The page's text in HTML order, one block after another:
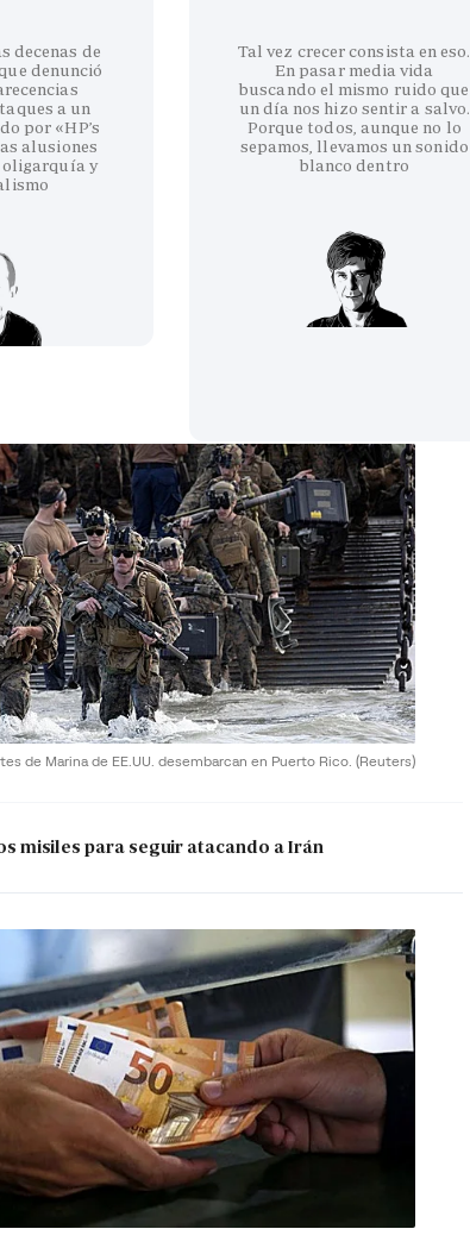
decenas de
denunció
a un
por «HP’s
alusiones
oligarquía y
Tal vez crecer consista en eso.
En pasar media vida
buscando el mismo ruido que
un día nos hizo sentir a salvo.
Porque todos, aunque no lo
sepamos, llevamos un sonido
blanco dentro
de Marina de EE.UU. desembarcan en Puerto Rico. (Reuters)
misiles para seguir atacando a Irán